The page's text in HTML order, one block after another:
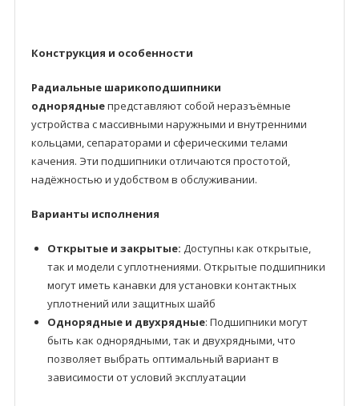
Конструкция и особенности
Радиальные шарикоподшипники
однорядныепредставляют собой неразъёмные
устройства с массивными наружными и внутренними
кольцами, сепараторами и сферическими телами
качения. Эти подшипники отличаются простотой,
надёжностью и удобством в обслуживании.
Варианты исполнения
Открытые и закрытые: Доступны как открытые,
так и модели с уплотнениями. Открытые подшипники
могут иметь канавки для установки контактных
уплотнений или защитных шайб
Однорядные и двухрядные: Подшипники могут
быть как однорядными, так и двухрядными, что
позволяет выбрать оптимальный вариант в
зависимости от условий эксплуатации